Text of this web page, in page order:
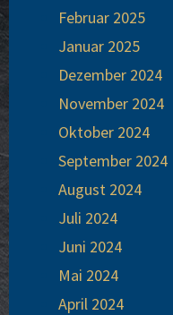
Febru­ar 2025
Janu­ar 2025
Dezem­ber 2024
Novem­ber 2024
Okto­ber 2024
Sep­tem­ber 2024
August 2024
Juli 2024
Juni 2024
Mai 2024
April 2024